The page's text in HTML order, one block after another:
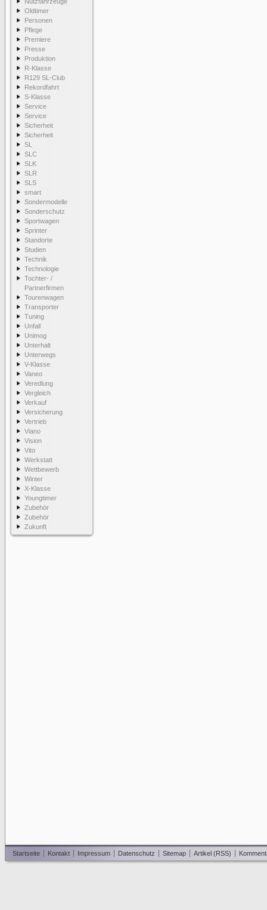
Oldtimer
Personen
Pflege
Premiere
Presse
Produktion
R-Klasse
R129 SL-Club
Rekordfahrt
S-Klasse
Service
Service
Sicherheit
Sicherheit
SL
SLC
SLK
SLR
SLS
smart
Sondermodelle
Sonderschutz
Sportwagen
Sprinter
Standorte
Studien
Technik
Technologie
Tochter- /
Partnerfirmen
Tourenwagen
Transporter
Tuning
Unfall
Unimog
Unterhalt
Unterwegs
V-Klasse
Vaneo
Veredlung
Vergleich
Verkauf
Versicherung
Vertrieb
Viano
Vision
Vito
Werkstatt
Wettbewerb
Winter
X-Klasse
Youngtimer
Zubehör
Zubehör
Zukunft
Startseite Kontakt Impressum Datenschutz Sitemap Artikel (RSS)